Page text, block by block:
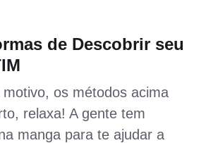
de Descobrir seu
os métodos acima
relaxa! A gente tem
manga para te ajudar a